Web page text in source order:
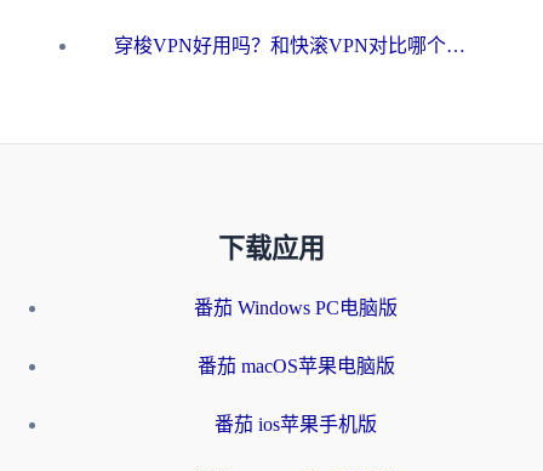
穿梭VPN好用吗？和快滚VPN对比哪个回国效果更好？海外党选回国加速器必看指南
下载应用
番茄 Windows PC电脑版
番茄 macOS苹果电脑版
番茄 ios苹果手机版